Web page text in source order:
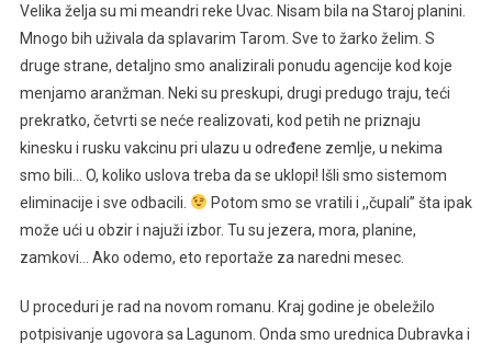
Velika želja su mi meandri reke Uvac. Nisam bila na Staroj planini.
Mnogo bih uživala da splavarim Tarom. Sve to žarko želim. S
druge strane, detaljno smo analizirali ponudu agencije kod koje
menjamo aranžman. Neki su preskupi, drugi predugo traju, teći
prekratko, četvrti se neće realizovati, kod petih ne priznaju
kinesku i rusku vakcinu pri ulazu u određene zemlje, u nekima
smo bili… O, koliko uslova treba da se uklopi! Išli smo sistemom
eliminacije i sve odbacili.
Potom smo se vratili i ,,čupali’’ šta ipak
može ući u obzir i najuži izbor. Tu su jezera, mora, planine,
zamkovi… Ako odemo, eto reportaže za naredni mesec.
U proceduri je rad na novom romanu. Kraj godine je obeležilo
potpisivanje ugovora sa Lagunom. Onda smo urednica Dubravka i